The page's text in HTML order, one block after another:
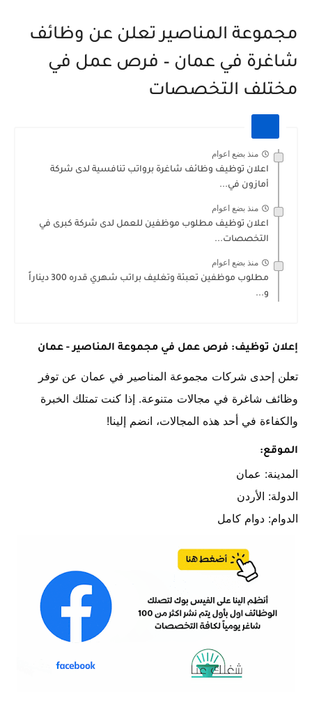
مجموعة المناصير تعلن عن وظائف
شاغرة في عمان – فرص عمل في
مختلف التخصصات
منذ بضع اعوام
اعلان توظيف وظائف شاغرة برواتب تنافسية لدى شركة
أمازون في...
منذ بضع اعوام
اعلان توظيف مطلوب موظفين للعمل لدى شركة كبرى في
التخصصات...
منذ بضع اعوام
مطلوب موظفين تعبئة وتغليف براتب شهري قدره 300 ديناراً
و...
إعلان توظيف: فرص عمل في مجموعة المناصير - عمان
تعلن إحدى شركات مجموعة المناصير في عمان عن توفر
وظائف شاغرة في مجالات متنوعة. إذا كنت تمتلك الخبرة
والكفاءة في أحد هذه المجالات، انضم إلينا!
الموقع:
المدينة: عمان
الدولة: الأردن
الدوام: دوام كامل